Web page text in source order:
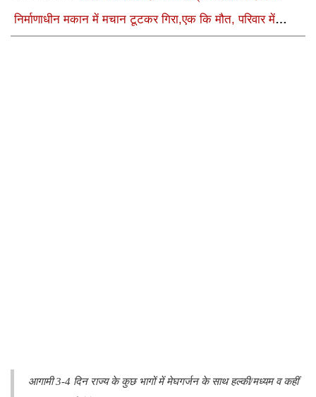
निर्माणाधीन मकान में मचान टूटकर गिरा,एक कि मौत, परिवार में
आगामी 3-4 दिन राज्य के कुछ भागों में मेघगर्जन के साथ हल्की/मध्यम व कहीं